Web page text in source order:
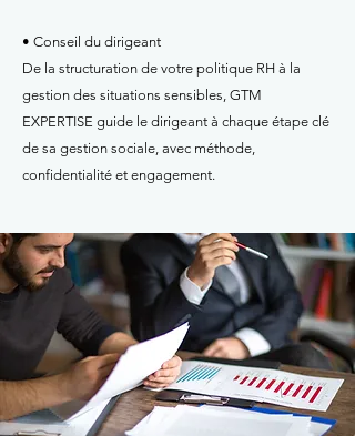
• Conseil du dirigeant
De la structuration de votre politique RH à la
gestion des situations sensibles, GTM
EXPERTISE guide le dirigeant à chaque étape clé
de sa gestion sociale, avec méthode,
confidentialité et engagement.